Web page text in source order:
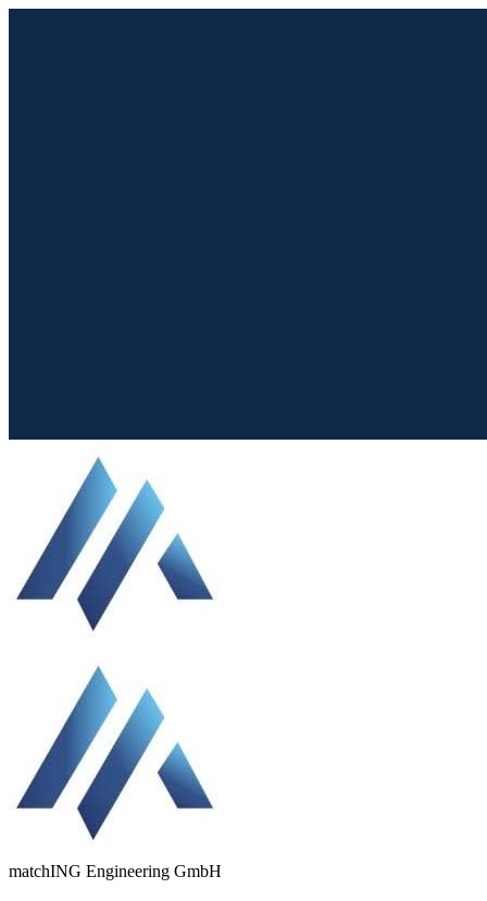
matchING Engineering GmbH